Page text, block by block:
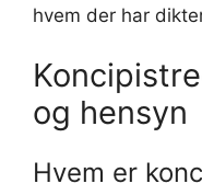
hvem der har
og hensyn
Hvem er